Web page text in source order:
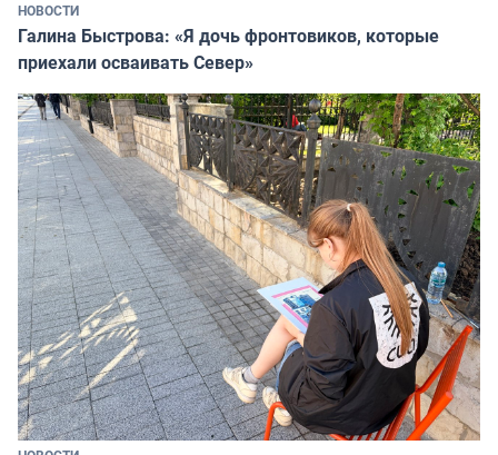
НОВОСТИ
Галина Быстрова: «Я дочь фронтовиков, которые
приехали осваивать Север»